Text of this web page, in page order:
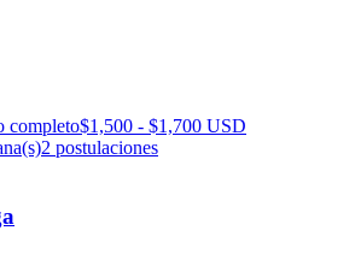
completo$1,500 - $1,700 USD
2 postulaciones